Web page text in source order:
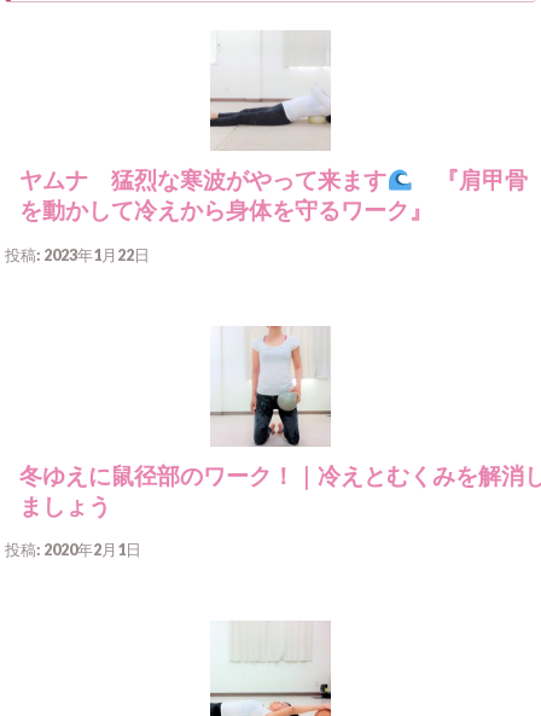
ヤムナ 猛烈な寒波がやって来ます
『肩甲骨
を動かして冷えから身体を守るワーク』
投稿: 2023年1月22日
冬ゆえに鼠径部のワーク！｜冷えとむくみを解消
ましょう
投稿: 2020年2月1日